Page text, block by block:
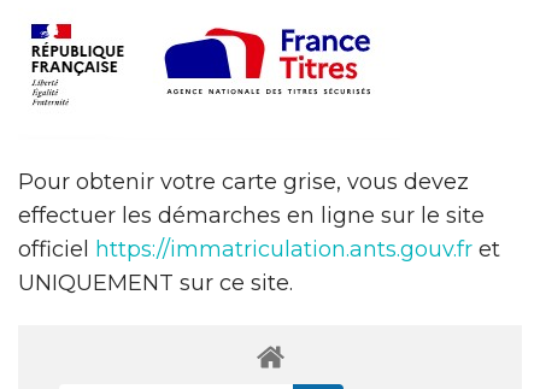
Pour obtenir votre carte grise, vous devez
effectuer les démarches en ligne sur le site
officiel
https://immatriculation.ants.gouv.fr et
UNIQUEMENT sur ce site.